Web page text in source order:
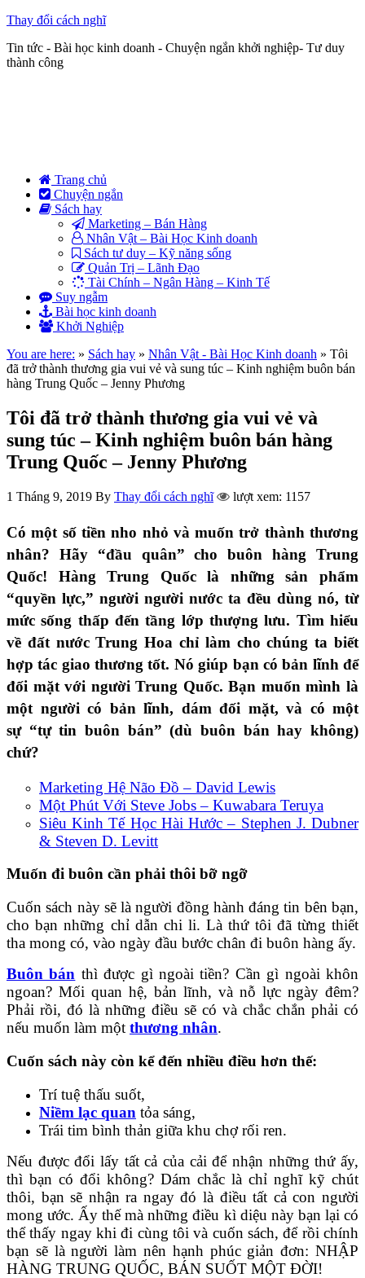
Thay đổi cách nghĩ
Tin tức - Bài học kinh doanh - Chuyện ngắn khởi nghiệp- Tư duy
thành công
Trang chủ
Chuyện ngắn
Sách hay
Marketing – Bán Hàng
Nhân Vật – Bài Học Kinh doanh
Sách tư duy – Kỹ năng sống
Quản Trị – Lãnh Đạo
Tài Chính – Ngân Hàng – Kinh Tế
Suy ngẫm
Bài học kinh doanh
Khởi Nghiệp
You are here: » Sách hay » Nhân Vật - Bài Học Kinh doanh » Tôi
đã trở thành thương gia vui vẻ và sung túc – Kinh nghiệm buôn bán
hàng Trung Quốc – Jenny Phương
Tôi đã trở thành thương gia vui vẻ và
sung túc – Kinh nghiệm buôn bán hàng
Trung Quốc – Jenny Phương
1 Tháng 9, 2019 By Thay đổi cách nghĩ lượt xem: 1157
Có một số tiền nho nhỏ và muốn trở thành thương
nhân? Hãy “đầu quân” cho buôn hàng Trung
Quốc! Hàng Trung Quốc là những sản phẩm
“quyền lực,” người người nước ta đều dùng nó, từ
mức sống thấp đến tầng lớp thượng lưu. Tìm hiểu
về đất nước Trung Hoa chỉ làm cho chúng ta biết
hợp tác giao thương tốt. Nó giúp bạn có bản lĩnh để
đối mặt với người Trung Quốc. Bạn muốn mình là
một người có bản lĩnh, dám đối mặt, và có một
sự “tự tin buôn bán” (dù buôn bán hay không)
chứ?
Marketing Hệ Não Đồ – David Lewis
Một Phút Với Steve Jobs – Kuwabara Teruya
Siêu Kinh Tế Học Hài Hước – Stephen J. Dubner
& Steven D. Levitt
Muốn đi buôn cần phải thôi bỡ ngỡ
Cuốn sách này sẽ là người đồng hành đáng tin bên bạn,
cho bạn những chỉ dẫn chi li. Là thứ tôi đã từng thiết
tha mong có, vào ngày đầu bước chân đi buôn hàng ấy.
Buôn bán thì được gì ngoài tiền? Cần gì ngoài khôn
ngoan? Mối quan hệ, bản lĩnh, và nỗ lực ngày đêm?
Phải rồi, đó là những điều sẽ có và chắc chắn phải có
nếu muốn làm một thương nhân.
Cuốn sách này còn kể đến nhiều điều hơn thế:
Trí tuệ thấu suốt,
Niềm lạc quan tỏa sáng,
Trái tim bình thản giữa khu chợ rối ren.
Nếu được đổi lấy tất cả của cải để nhận những thứ ấy,
thì bạn có đổi không? Dám chắc là chỉ nghĩ kỹ chút
thôi, bạn sẽ nhận ra ngay đó là điều tất cả con người
mong ước. Ấy thế mà những điều kì diệu này bạn lại có
thể thấy ngay khi đi cùng tôi và cuốn sách, để rồi chính
bạn sẽ là người làm nên hạnh phúc giản đơn: NHẬP
HÀNG TRUNG QUỐC, BÁN SUỐT MỘT ĐỜI!